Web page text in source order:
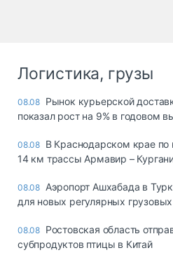
Логистика, грузы
08.08 Рынок курьерской
показал рост на 9% в годовом
08.08 В Краснодарском крае по
14 км трассы Армавир –
08.08 Аэропорт Ашхабада в
для новых регулярных
08.08 Ростовская область
субпродуктов птицы в Китай